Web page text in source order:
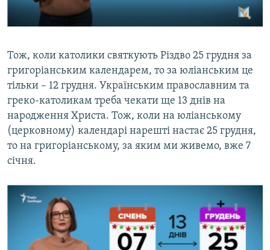
Тож, коли католики святкують Різдво 25 грудня за
григоріанським календарем, то за юліанським це
тільки – 12 грудня. Українським православним та
греко-католикам треба чекати ще 13 днів на
народження Христа. Тож, коли на юліанському
(церковному) календарі нарешті настає 25 грудня,
то на григоріанському, за яким ми живемо, вже 7
січня.